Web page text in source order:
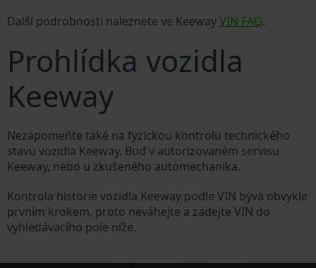
Další podrobnosti naleznete ve KeewayVIN FAQ.
Prohlídka vozidla
Keeway
Nezapomeňte také na fyzickou kontrolu technického
stavu vozidla Keeway. Buď v autorizovaném servisu
Keeway, nebo u zkušeného automechanika.
Kontrola historie vozidla Keeway podle VIN bývá obvykle
prvním krokem, proto neváhejte a zadejte VIN do
vyhledávacího pole níže.